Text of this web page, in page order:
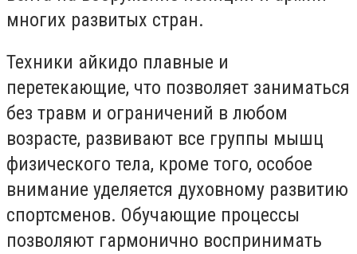
многих развитых стран.
Техники айкидо плавные и
перетекающие, что позволяет заниматься
без травм и ограничений в любом
возрасте, развивают все группы мышц
физического тела, кроме того, особое
внимание уделяется духовному развитию
спортсменов. Обучающие процессы
позволяют гармонично воспринимать